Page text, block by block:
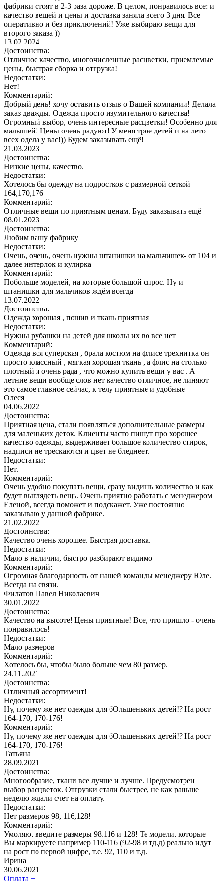
фабрики стоят в 2-3 раза дороже. В целом, понравилось все: и
качество вещей и цены и доставка заняла всего 3 дня. Все
оперативно и без приключений! Уже выбираю вещи для
второго заказа ))
13.02.2024
Достоинства:
Отличное качество, многочисленные расцветки, приемлемые
цены, быстрая сборка и отгрузка!
Недостатки:
Нет!
Комментарий:
Добрый день! хочу оставить отзыв о Вашей компании! Делала
заказ дважды. Одежда просто изумительного качества!
Огромный выбор, очень интересные расцветки! Особенно для
малышей! Цены очень радуют! У меня трое детей и на лето
всех одела у вас!)) Будем заказывать ещё!
21.03.2023
Достоинства:
Низкие цены, качество.
Недостатки:
Хотелось бы одежду на подростков с размерной сеткой
164,170,176
Комментарий:
Отличные вещи по приятным ценам. Буду заказывать ещё
08.01.2023
Достоинства:
Любим вашу фабрику
Недостатки:
Очень, очень, очень нужны штанишки на мальчишек- от 104 и
далее интерлок и кулирка
Комментарий:
Побольше моделей, на которые большой спрос. Ну и
штанишки для мальчиков ждём всегда
13.07.2022
Достоинства:
Одежда хорошая , пошив и ткань приятная
Недостатки:
Нужны рубашки на детей для школы их во все нет
Комментарий:
Одежда вся суперская , брала костюм на флисе трехнитка он
просто классный , мягкая хорошая ткань , а флис на столько
плотный я очень рада , что можно купить вещи у вас . А
летние вещи вообще слов нет качество отличное, не линяют
это самое главное сейчас, к телу приятные и удобные
Олеся
04.06.2022
Достоинства:
Приятная цена, стали появляться дополнительные размеры
для маленьких деток. Клиенты часто пишут про хорошее
качество одежды, выдерживает большое количество стирок,
надписи не трескаются и цвет не бледнеет.
Недостатки:
Нет.
Комментарий:
Очень удобно покупать вещи, сразу видишь количество и как
будет выглядеть вещь. Очень приятно работать с менеджером
Еленой, всегда поможет и подскажет. Уже постоянно
заказываю у данной фабрике.
21.02.2022
Достоинства:
Качество очень хорошее. Быстрая доставка.
Недостатки:
Мало в наличии, быстро разбирают видимо
Комментарий:
Огромная благодарность от нашей команды менеджеру Юле.
Всегда на связи.
Филатов Павел Николаевич
30.01.2022
Достоинства:
Качество на высоте! Цены приятные! Все, что пришло - очень
понравилось!
Недостатки:
Мало размеров
Комментарий:
Хотелось бы, чтобы было больше чем 80 размер.
24.11.2021
Достоинства:
Отличный ассортимент!
Недостатки:
Ну, почему же нет одежды для бОльшеньких детей!? На рост
164-170, 170-176!
Комментарий:
Ну, почему же нет одежды для бОльшеньких детей!? На рост
164-170, 170-176!
Татьяна
28.09.2021
Достоинства:
Многообразие, ткани все лучше и лучше. Предусмотрен
выбор расцветок. Отгрузки стали быстрее, не как раньше
неделю ждали счет на оплату.
Недостатки:
Нет размеров 98, 116,128!
Комментарий:
Умоляю, введите размеры 98,116 и 128! Те модели, которые
Вы маркируете например 110-116 (92-98 и тд.д) реально идут
на рост по первой цифре, т.е. 92, 110 и т.д.
Ирина
30.06.2021
Оплата +